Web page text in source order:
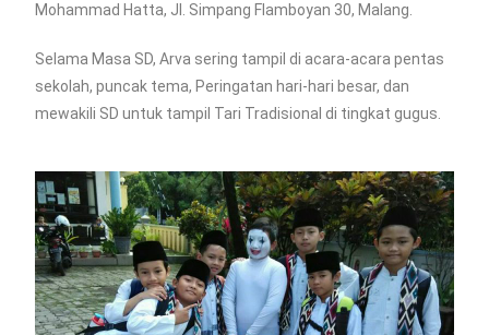
Mohammad Hatta, Jl. Simpang Flamboyan 30, Malang.
Selama Masa SD, Arva sering tampil di acara-acara pentas
sekolah, puncak tema, Peringatan hari-hari besar, dan
mewakili SD untuk tampil Tari Tradisional di tingkat gugus.